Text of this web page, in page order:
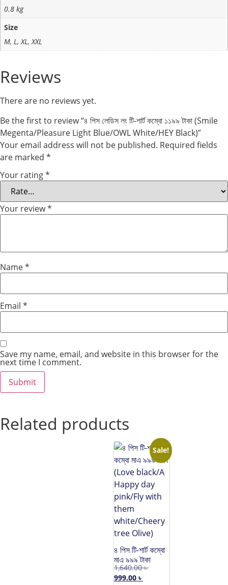
0.8 kg
Size
M, L, XL, XXL
Reviews
There are no reviews yet.
Be the first to review “৪ পিস লেডিস লং টি-শার্ট কম্বো ১১৯৯ টাকা (Smile
Megenta/Pleasure Light Blue/OWL White/HEY Black)”
Your email address will not be published. Required fields
are marked *
Your rating*
Your review*
Name*
Email *
Save my name, email, and website in this browser for the
next time I comment.
Related products
Sale!
৪ পিস টি-শার্ট কম্বো
মাএ ৯৯৯ টাকা
(Love black/A
Happy day
1,640.00৳
999.00 ৳